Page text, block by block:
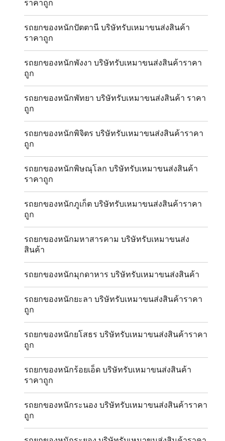
ราคาถูก
รถยกของหนักปัตตานี บริษัทรับเหมาขนส่งสินค้า
ราคาถูก
รถยกของหนักพังงา บริษัทรับเหมาขนส่งสินค้าราคา
ถูก
รถยกของหนักพัทยา บริษัทรับเหมาขนส่งสินค้า ราคา
ถูก
รถยกของหนักพิจิตร บริษัทรับเหมาขนส่งสินค้าราคา
ถูก
รถยกของหนักพิษณุโลก บริษัทรับเหมาขนส่งสินค้า
ราคาถูก
รถยกของหนักภูเก็ต บริษัทรับเหมาขนส่งสินค้าราคา
ถูก
รถยกของหนักมหาสารคาม บริษัทรับเหมาขนส่ง
สินค้า
รถยกของหนักมุกดาหาร บริษัทรับเหมาขนส่งสินค้า
รถยกของหนักยะลา บริษัทรับเหมาขนส่งสินค้าราคา
ถูก
รถยกของหนักยโสธร บริษัทรับเหมาขนส่งสินค้าราคา
ถูก
รถยกของหนักร้อยเอ็ด บริษัทรับเหมาขนส่งสินค้า
ราคาถูก
รถยกของหนักระนอง บริษัทรับเหมาขนส่งสินค้าราคา
ถูก